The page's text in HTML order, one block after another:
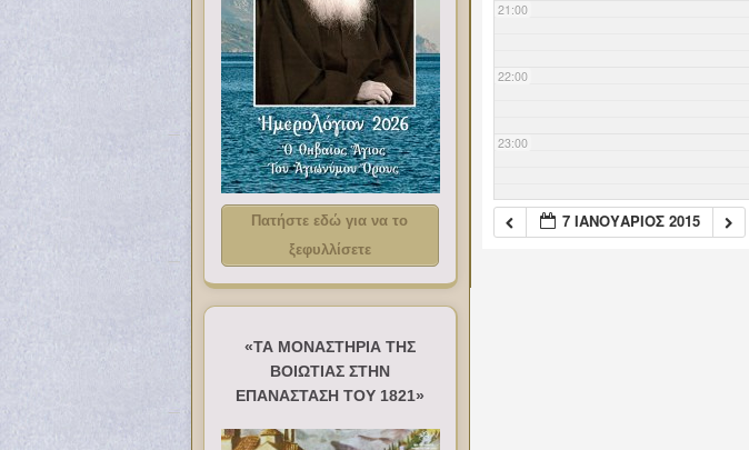
21:00
22:00
23:00
7 ΙΑΝΟΥΆΡΙΟΣ 2015
Πατήστε εδώ για να το
ξεφυλλίσετε
«ΤΑ ΜΟΝΑΣΤΗΡΙΑ ΤΗΣ
ΒΟΙΩΤΙΑΣ ΣΤΗΝ
ΕΠΑΝΑΣΤΑΣΗ ΤΟΥ 1821»